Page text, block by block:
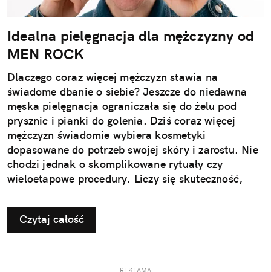
Idealna pielęgnacja dla mężczyzny od
MEN ROCK
Dlaczego coraz więcej mężczyzn stawia na
świadome dbanie o siebie? Jeszcze do niedawna
męska pielęgnacja ograniczała się do żelu pod
prysznic i pianki do golenia. Dziś coraz więcej
mężczyzn świadomie wybiera kosmetyki
dopasowane do potrzeb swojej skóry i zarostu. Nie
chodzi jednak o skomplikowane rytuały czy
wieloetapowe procedury. Liczy się skuteczność,
Nowoczesna pielęgnacja przestała być dodatkiem –
stała się elementem codziennego dbania o siebie,
tak naturalnym jak aktywność fizyczna czy zdrowa
MEN ROCK, tworząc kosmetyki, które są proste w
Czytaj całość
REKLAMA